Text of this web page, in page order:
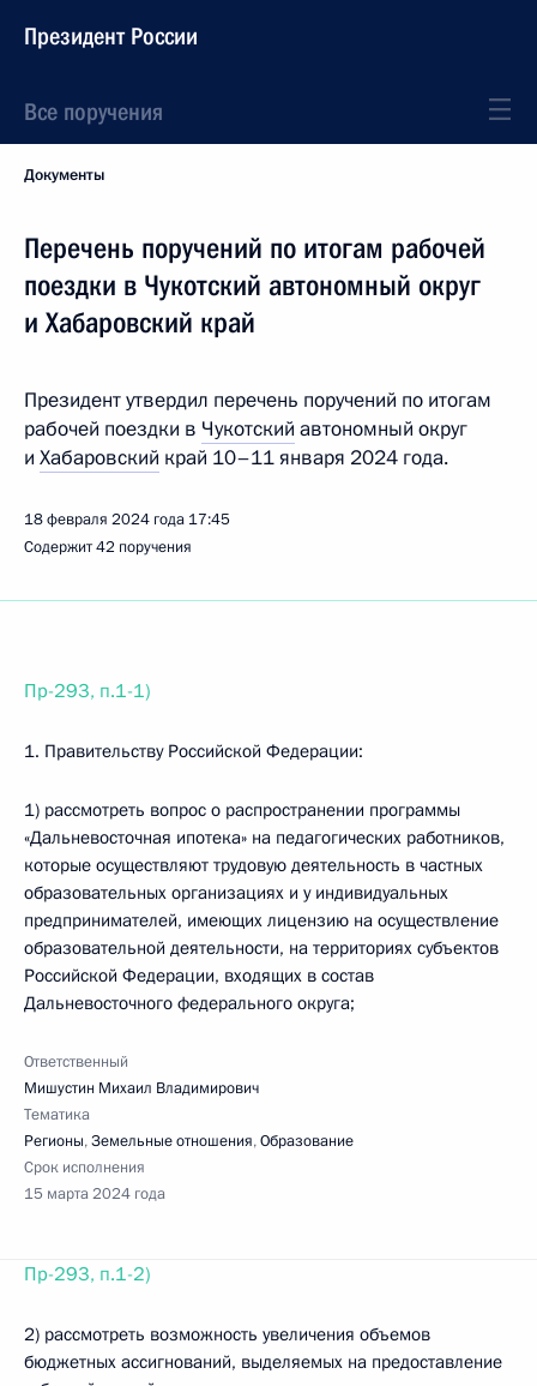
Президент России
Все поручения
Документы
Перечень поручений по итогам рабочей
поездки в Чукотский автономный округ
и Хабаровский край
Президент утвердил перечень поручений по итогам
рабочей поездки в Чукотский автономный округ
и Хабаровский край 10–11 января 2024 года.
18 февраля 2024 года 17:45
Содержит 42 поручения
Пр-293, п.1-1)
1. Правительству Российской Федерации:
1) рассмотреть вопрос о распространении программы
«Дальневосточная ипотека» на педагогических работников,
которые осуществляют трудовую деятельность в частных
образовательных организациях и у индивидуальных
предпринимателей, имеющих лицензию на осуществление
образовательной деятельности, на территориях субъектов
Российской Федерации, входящих в состав
Дальневосточного федерального округа;
Ответственный
Мишустин Михаил Владимирович
Тематика
Регионы,Земельные отношения,Образование
Срок исполнения
15 марта 2024 года
Пр-293, п.1-2)
2) рассмотреть возможность увеличения объемов
бюджетных ассигнований, выделяемых на предоставление